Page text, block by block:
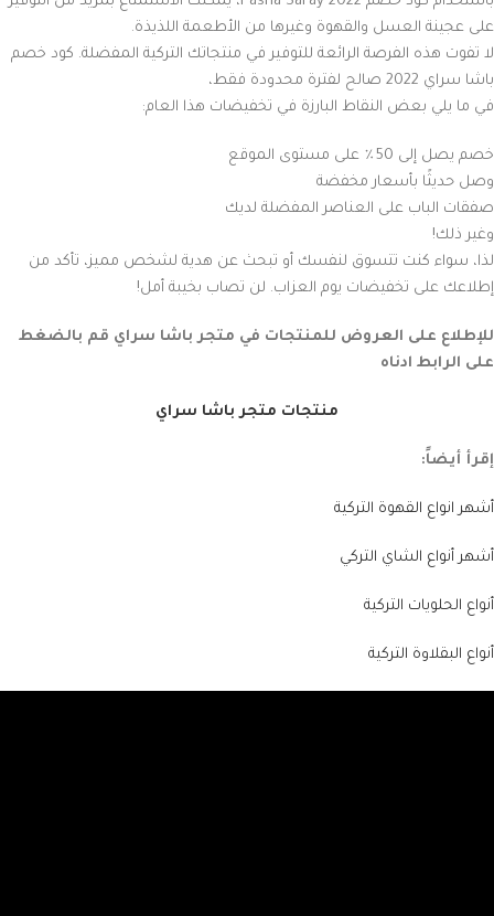
على عجينة العسل والقهوة وغيرها من الأطعمة اللذيذة.
لا تفوت هذه الفرصة الرائعة للتوفير في منتجاتك التركية المفضلة. كود خصم
باشا سراي 2022 صالح لفترة محدودة فقط،
في ما يلي بعض النقاط البارزة في تخفيضات هذا العام:
خصم يصل إلى 50٪ على مستوى الموقع
وصل حديثًا بأسعار مخفضة
صفقات الباب على العناصر المفضلة لديك
وغير ذلك!
لذا، سواء كنت تتسوق لنفسك أو تبحث عن هدية لشخص مميز، تأكد من
إطلاعك على تخفيضات يوم العزاب. لن تصاب بخيبة أمل!
للإطلاع على العروض للمنتجات في متجر باشا سراي قم بالضغط
على الرابط ادناه
منتجات متجر باشا سراي
إقرأ أيضاً:
أشهر انواع القهوة التركية
أشهر أنواع الشاي التركي
أنواع الحلويات التركية
أنواع البقلاوة التركية